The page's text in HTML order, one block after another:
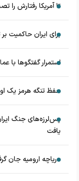
تا آمریکا رفتارش را
برای ایران حاکمیت
استمرار گفتگوها با
حفظ تنگه هرمز یک
پس‌لرزه‌های جنگ
یافت
دریاچه ارومیه جان گرفت؛ ورود